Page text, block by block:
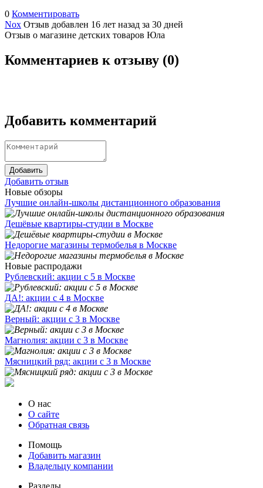
0 Комментировать
Nox Отзыв добавлен 16 лет назад за 30 дней
Отзыв о магазине детских товаров Юла
Комментариев к отзыву (0)
Добавить комментарий
Добавить
Добавить отзыв
Новые обзоры
Лучшие онлайн-школы дистанционного образования
Дешёвые квартиры-студии в Москве
Недорогие магазины термобелья в Москве
Новые распродажи
Рублевский: акции с 5 в Москве
ДА!: акции с 4 в Москве
Верный: акции с 3 в Москве
Магнолия: акции с 3 в Москве
Мясницкий ряд: акции с 3 в Москве
О нас
О сайте
Обратная связь
Помощь
Добавить магазин
Владельцу компании
Разделы